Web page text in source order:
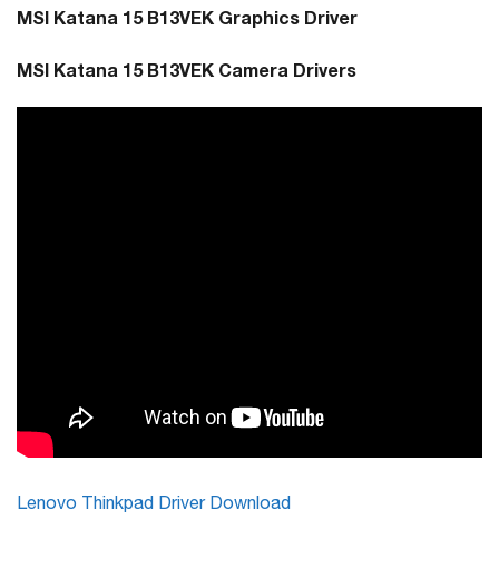
MSI Katana 15 B13VEK Graphics Driver
MSI Katana 15 B13VEK Camera Drivers
Lenovo Thinkpad Driver Download